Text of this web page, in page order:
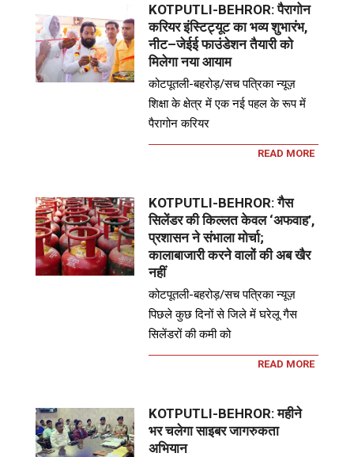
KOTPUTLI-BEHROR: पैरागोन
करियर इंस्टिट्यूट का भव्य शुभारंभ,
नीट–जेईई फाउंडेशन तैयारी को
मिलेगा नया आयाम
कोटपूतली-बहरोड़/सच पत्रिका न्यूज़
शिक्षा के क्षेत्र में एक नई पहल के रूप में
पैरागोन करियर
READ MORE
KOTPUTLI-BEHROR: गैस
सिलेंडर की किल्लत केवल ‘अफवाह’,
प्रशासन ने संभाला मोर्चा;
कालाबाजारी करने वालों की अब खैर
नहीं
कोटपूतली-बहरोड़/सच पत्रिका न्यूज़
पिछले कुछ दिनों से जिले में घरेलू गैस
सिलेंडरों की कमी को
READ MORE
KOTPUTLI-BEHROR: महीने
भर चलेगा साइबर जागरुकता
अभियान